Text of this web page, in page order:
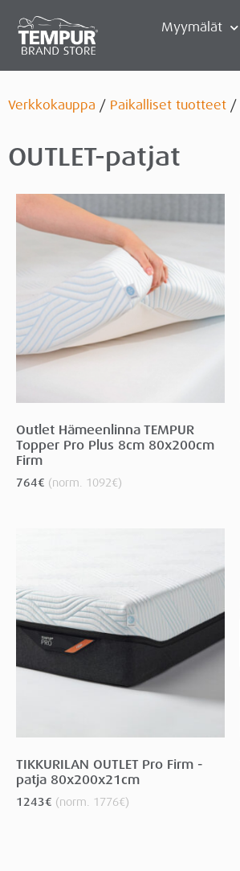
Myymälät
Verkkokauppa / Paikalliset tuotteet /
OUTLET-patjat
Outlet Hämeenlinna TEMPUR
Topper Pro Plus 8cm 80x200cm
Firm
764€ (norm. 1092€)
TIKKURILAN OUTLET Pro Firm -
patja 80x200x21cm
1243€ (norm. 1776€)